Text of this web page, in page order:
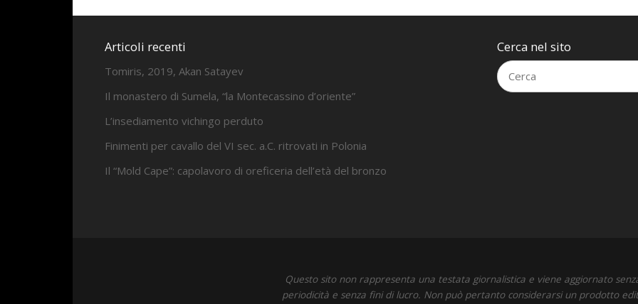
Articoli recenti
Tomiris, 2019, Akan Satayev
Il monastero di Sumela, “la Montecassino d’oriente”
L’insediamento vichingo perduto
Finimenti per cavallo del VI sec. a.C. ritrovati in Polonia
Il “Mold Cape”: capolavoro di oreficeria dell’età del bronzo
Cerca nel sito
Questo sito non rappresenta una testata giornalistica e viene aggiornato
periodicità e senza fini di lucro. Non può pertanto considerarsi un prodotto